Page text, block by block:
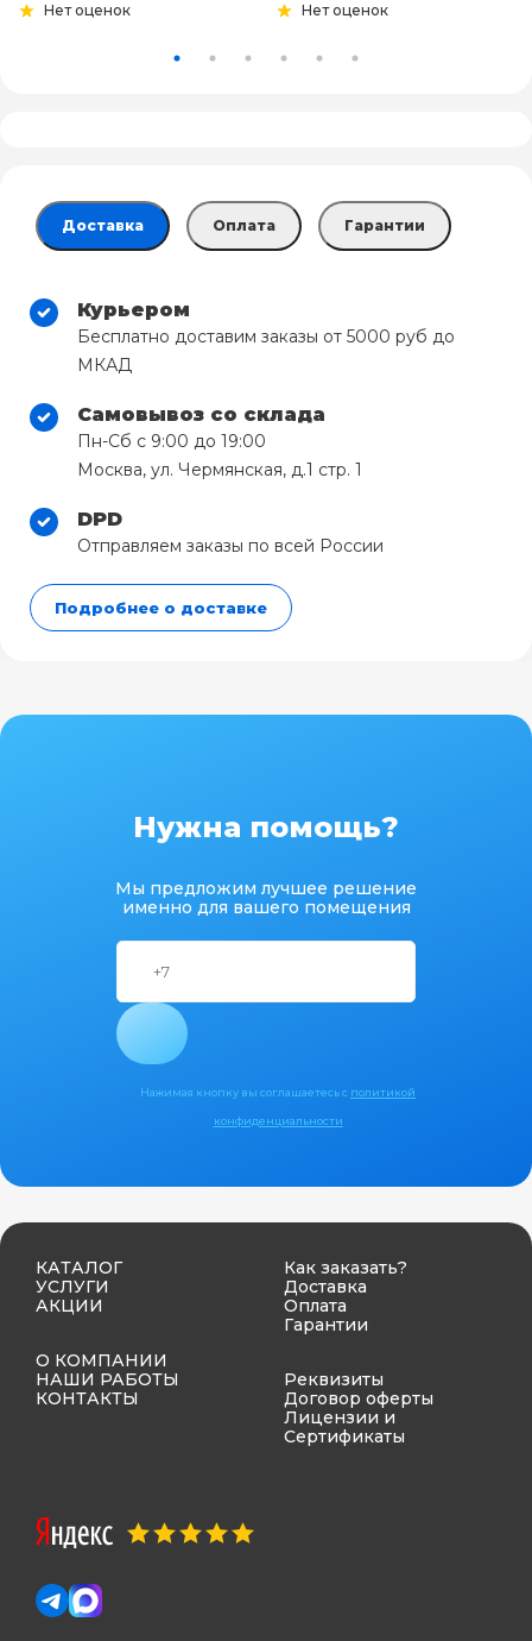
Нет оценок Нет оценок
Доставка Оплата Гарантии
Курьером
Бесплатно доставим заказы от 5000 руб до
МКАД
Самовывоз со склада
Пн-Сб с 9:00 до 19:00
Москва, ул. Чермянская, д.1 стр. 1
DPD
Отправляем заказы по всей России
Подробнее о доставке
Нужна помощь?
Мы предложим лучшее решение
именно для вашего помещения
Нажимая кнопку вы соглашаетесь с политикой
конфиденциальности
КАТАЛОГ
УСЛУГИ
АКЦИИ
О КОМПАНИИ
НАШИ РАБОТЫ
КОНТАКТЫ
Как заказать?
Доставка
Оплата
Гарантии
Реквизиты
Договор оферты
Лицензии и
Сертификаты